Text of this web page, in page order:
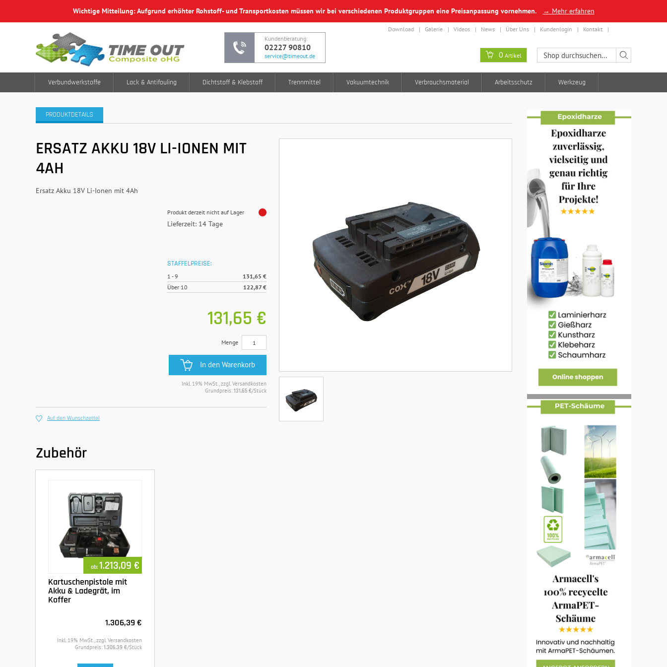
Wichtige Mitteilung: Aufgrund erhöhter Rohstoff- und Transportkosten müssen wir bei verschiedenen Produktgruppen eine Preisanpassung vornehmen. → Mehr erfahren
Kundenberatung:
02227 90810
service@timeout.de
Download Galerie Videos News Über Uns Kundenlogin Kontakt
0 Artikel
Verbundwerkstoffe Lack & Antifouling Dichtstoff & Klebstoff Trennmittel Vakuumtechnik Verbrauchsmaterial Arbeitsschutz Werkzeug
PRODUKTDETAILS
ERSATZ AKKU 18V LI-IONEN MIT
4AH
Ersatz Akku 18V Li-Ionen mit 4Ah
Produkt derzeit nicht auf Lager
Lieferzeit: 14 Tage
STAFFELPREISE:
1 -9
131,65 €
Über 10
122,87 €
131,65 €
Menge
In den Warenkorb
Inkl. 19% MwSt., zzgl. Versandkosten
Grundpreis: 131,65 €/Stück
Auf den Wunschzettel
Zubehör
ab: 1.213,09 €
Kartuschenpistole mit
Akku & Ladegrät, im
Koffer
1.306,39 €
Inkl. 19% MwSt., zzgl. Versandkosten
Grundpreis: 1.306,39 €/Stück